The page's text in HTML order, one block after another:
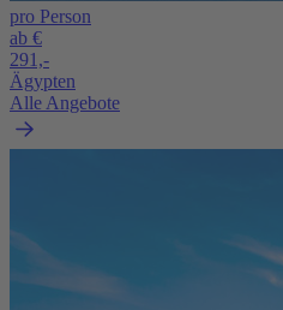
pro Person
ab €
291,-
Ägypten
Alle Angebote